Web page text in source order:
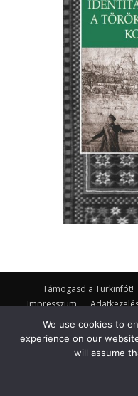
Támogasd a Türkinfót!
Impresszum
©
We use cookies to
experience on our
will assume